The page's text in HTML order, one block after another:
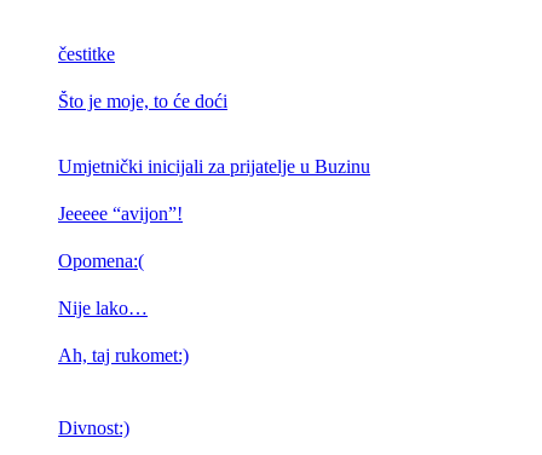
čestitke
Što je moje, to će doći
Umjetnički inicijali za prijatelje u Buzinu
Jeeeee “avijon”!
Opomena:(
Nije lako…
Ah, taj rukomet:)
Divnost:)